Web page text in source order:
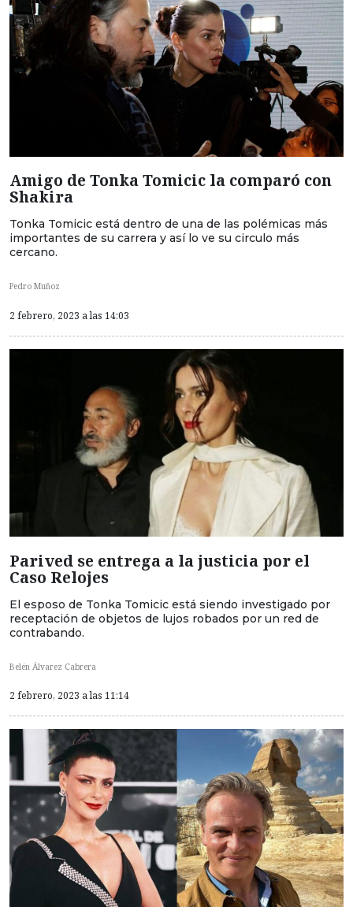
Amigo de Tonka Tomicic la comparó con
Shakira
Tonka Tomicic está dentro de una de las polémicas más
importantes de su carrera y así lo ve su circulo más
cercano.
Pedro Muñoz
2 febrero, 2023 a las 14:03
Parived se entrega a la justicia por el
Caso Relojes
El esposo de Tonka Tomicic está siendo investigado por
receptación de objetos de lujos robados por un red de
contrabando.
Belén Álvarez Cabrera
2 febrero, 2023 a las 11:14